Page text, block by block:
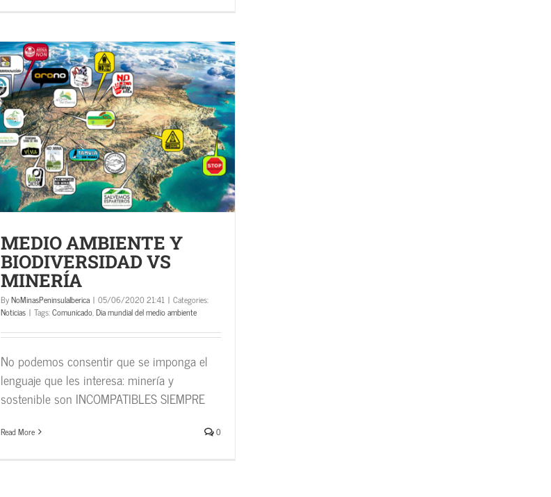
MEDIO AMBIENTE Y
BIODIVERSIDAD VS
MINERÍA
ByNoMinasPeninsulaIberica | 05/06/2020 21:41 | Categories:
Noticias | Tags:Comunicado,Dia mundial del medio ambiente
No podemos consentir que se imponga el
lenguaje que les interesa: minería y
sostenible son INCOMPATIBLES SIEMPRE
Read More 0